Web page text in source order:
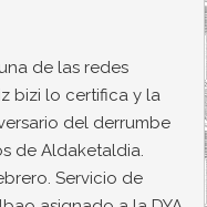
de las redes
bizi lo certifica y la
del derrumbe
de Aldaketaldia.
Servicio de